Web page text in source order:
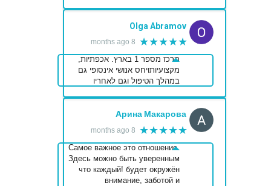
Olga Abramov
★★★★★
8 months ago
מרכז מספר 1 בארץ. אכפתיות,
מקצועיותויחס אנושי אינסופי גם
במהלך הטיפול וגם לאחריו
Арина Макарова
★★★★★
8 months ago
Самое важное это отношение.
Здесь можно быть уверенным
что каждый! будет окружён
внимание, заботой и